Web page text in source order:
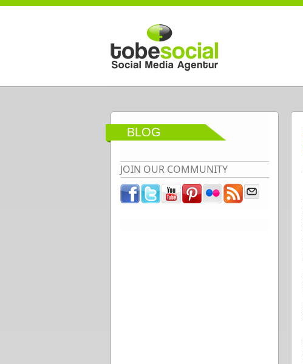
Direkt zum Inhalt
BLOG
JOIN OUR COMMUNITY